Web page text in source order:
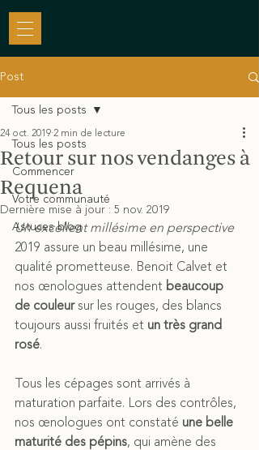
Post
Tous les posts
Commencer
Votre communauté
Astuces blog
Tous les posts
Retour sur nos vendanges à
Requena
24 oct. 2019 2 min de lecture
Dernière mise à jour : 5 nov. 2019
Un excellent millésime en perspective
2019 assure un beau millésime, une
qualité prometteuse. Benoit Calvet et
nos œnologues attendent beaucoup
de couleur sur les rouges, des blancs
toujours aussi fruités et un très grand
rosé.
Tous les cépages sont arrivés à
maturation parfaite. Lors des contrôles,
nos œnologues ont constaté une belle
maturité des pépins, qui amène des